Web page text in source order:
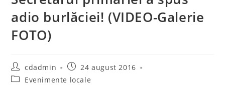
adio burlăciei! (VIDEO-Galerie
FOTO)
Post
author:
cdadmin
Post
published:
24 august 2016
PostEvenimente locale